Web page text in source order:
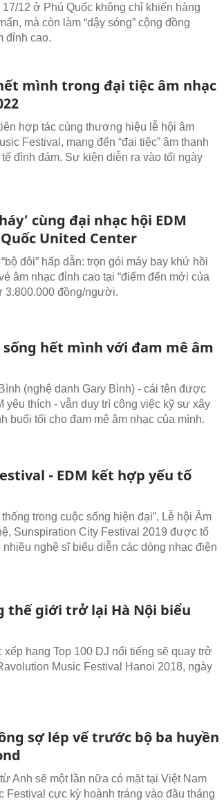
12 ở Phú Quốc không chỉ khiến hàng
mà còn làm “dậy sóng” cộng đồng
đỉnh cao.
mình trong đại tiệc âm nhạc
hợp tác cùng thương hiệu lễ hội âm
Festival, mang đến “đại tiệc” âm thanh
đình đám. Sự kiện diễn ra vào tối ngày
cùng đại nhạc hội EDM
United Center
đôi” hấp dẫn: trọn gói máy bay khứ hồi
âm nhạc đỉnh cao tại “điểm đến mới của
3.800.000 đồng/người.
sống hết mình với đam mê âm
(nghệ danh Gary Bình) - cái tên được
yêu thích - vẫn duy trì công việc kỹ sư xây
buổi tối cho đam mê âm nhạc của mình.
- EDM kết hợp yếu tố
trong cuộc sống hiện đại”, Lễ hội Âm
Sunspiration City Festival 2019 được tổ
nghệ sĩ biểu diễn các dòng nhạc điện
thế giới trở lại Hà Nội biểu
hạng Top 100 DJ nổi tiếng sẽ quay trở
Music Festival Hanoi 2018, ngày
sợ lép vế trước bộ ba huyền
Anh sẽ một lần nữa có mặt tại Việt Nam
Festival cực kỳ hoành tráng vào đầu tháng